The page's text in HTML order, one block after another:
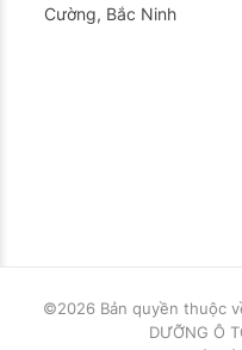
Cường, Bắc Ninh
©2026 Bản quyền thuộc
DƯỠNG Ô